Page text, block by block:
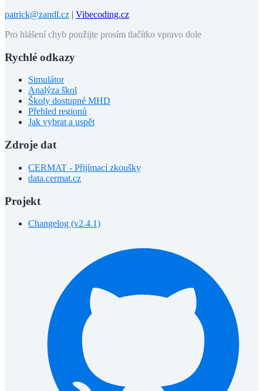
patrick@zandl.cz | Vibecoding.cz
Pro hlášení chyb použijte prosím tlačítko vpravo dole
Rychlé odkazy
Simulátor
Analýza škol
Školy dostupné MHD
Přehled regionů
Jak vybrat a uspět
Zdroje dat
CERMAT - Přijímací zkoušky
data.cermat.cz
Projekt
Changelog (v2.4.1)